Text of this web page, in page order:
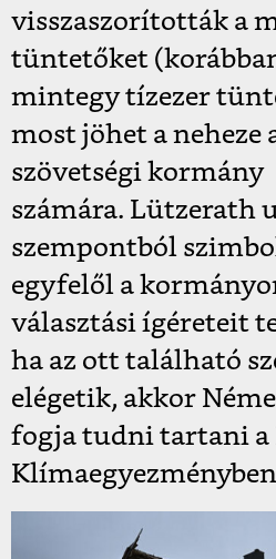
visszaszorították a
tüntetőket
mintegy tízezer
most jöhet a neheze
szövetségi kormány
számára. Lützerath
szempontból
egyfelől a
választási ígéreteit
ha az ott található
elégetik, akkor
fogja tudni tartani a